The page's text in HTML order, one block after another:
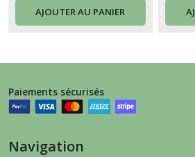
Différentes tailles. Mistigri
AJOUTER AU PANIER
Paiements sécurisés
Navigation